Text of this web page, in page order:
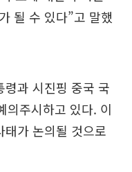
될 수 있다”고 말했
과 시진핑 중국 국
의주시하고 있다. 이
가 논의될 것으로